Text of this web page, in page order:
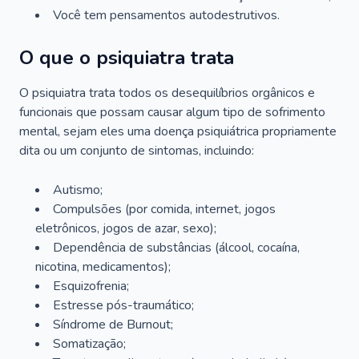
Você tem pensamentos autodestrutivos.
O que o psiquiatra trata
O psiquiatra trata todos os desequilíbrios orgânicos e
funcionais que possam causar algum tipo de sofrimento
mental, sejam eles uma doença psiquiátrica propriamente
dita ou um conjunto de sintomas, incluindo:
Autismo;
Compulsões (por comida, internet, jogos
eletrônicos, jogos de azar, sexo);
Dependência de substâncias (álcool, cocaína,
nicotina, medicamentos);
Esquizofrenia;
Estresse pós-traumático;
Síndrome de Burnout;
Somatização;